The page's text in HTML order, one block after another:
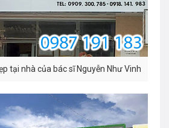
tại nhà của bác sĩ Nguyễn Như Vinh